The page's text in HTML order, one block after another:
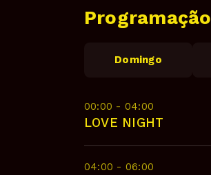
Programação
Domingo
00:00 - 04:00
LOVE NIGHT
04:00 - 06:00